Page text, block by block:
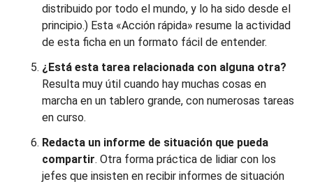
distribuido por todo el mundo, y lo ha sido desde el
principio.) Esta «Acción rápida» resume la actividad
de esta ficha en un formato fácil de entender.
¿Está esta tarea relacionada con alguna otra?
Resulta muy útil cuando hay muchas cosas en
marcha en un tablero grande, con numerosas tareas
en curso.
Redacta un informe de situación que pueda
compartir. Otra forma práctica de lidiar con los
jefes que insisten en recibir informes de situación